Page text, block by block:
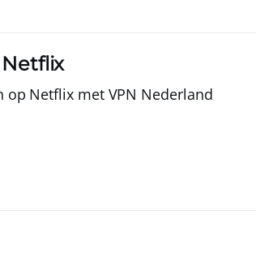
op Netflix met VPN Nederland